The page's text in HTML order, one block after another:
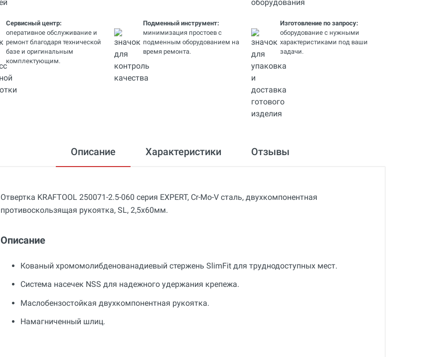
Сервисный центр:
оперативное обслуживание и
ремонт благодаря технической
базе и оригинальным
комплектующим.
Подменный инструмент:
минимизация простоев с
подменным оборудованием на
время ремонта.
Изготовление по запросу:
оборудование с нужными
характеристиками под ваши
задачи.
Описание Характеристики Отзывы
Отвертка KRAFTOOL 250071-2.5-060 серия EXPERT, Cr-Mo-V сталь, двухкомпонентная
противоскользящая рукоятка, SL, 2,5x60мм.
Описание
Кованый хромомолибденованадиевый стержень SlimFit для труднодоступных мест.
Система насечек NSS для надежного удержания крепежа.
Маслобензостойкая двухкомпонентная рукоятка.
Намагниченный шлиц.